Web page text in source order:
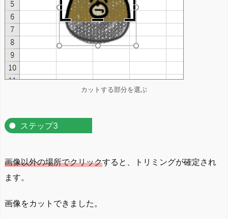
カットする部分を選ぶ
ステップ3
画像以外の場所でクリックすると、トリミングが確定され
ます。
画像をカットできました。